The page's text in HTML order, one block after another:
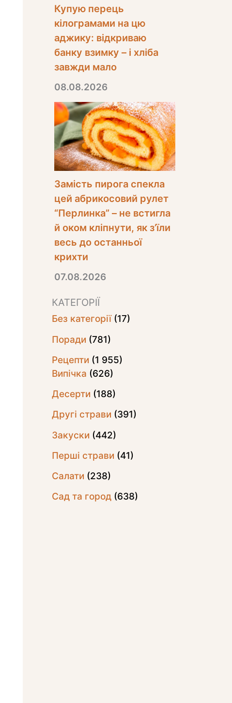
Купую перець
кілограмами на цю
аджику: відкриваю
банку взимку – і хліба
завжди мало
08.08.2026
Замість пирога спекла
цей абрикосовий рулет
“Перлинка” – не встигла
й оком кліпнути, як з’їли
весь до останньої
крихти
07.08.2026
КАТЕГОРІЇ
Без категорії(17)
Поради (781)
Рецепти (1 955)
Випічка (626)
Десерти (188)
Другі страви (391)
Закуски (442)
Перші страви (41)
Салати (238)
Сад та город (638)